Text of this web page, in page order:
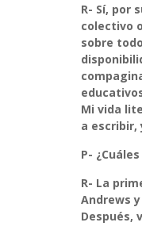
R- Sí, por
colectivo
sobre
Mi vida
a escribir,
P-
R- La
Andrews
Después,